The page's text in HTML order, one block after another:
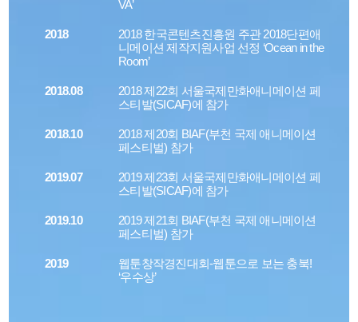
VA’
2018
2018 한국콘텐츠진흥원 주관 2018단편애
니메이션 제작지원사업 선정 ‘Ocean in the
Room’
2018.08
2018 제22회 서울국제만화애니메이션 페
스티발(SICAF)에 참가
2018.10
2018 제20회 BIAF(부천 국제 애니메이션
페스티벌) 참가
2019.07
2019 제23회 서울국제만화애니메이션 페
스티발(SICAF)에 참가
2019.10
2019 제21회 BIAF(부천 국제 애니메이션
페스티벌) 참가
2019
웹툰창작경진대회-웹툰으로 보는 충북!
‘우수상’